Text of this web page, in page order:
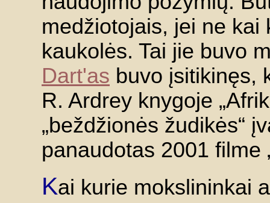
medžiotojais, jei ne kai
kaukolės. Tai jie buvo
Dart'as buvo įsitikinęs,
R. Ardrey knygoje
„beždžionės žudikės“
panaudotas 2001 filme
Kai kurie mokslininkai